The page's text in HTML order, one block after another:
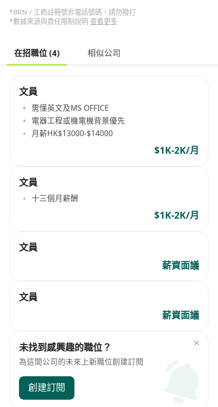
*BRN / 工商註冊號非電話號碼，請勿撥打
*數據來源與責任限制說明 查看更多
在招職位 (4) 相似公司
文員
需懂英文及MS OFFICE
電器工程或機電機背景優先
月薪HK$13000-$14000
$1K-2K/月
文員
十三個月薪酬
$1K-2K/月
文員
薪資面議
文員
薪資面議
未找到感興趣的職位？
為這間公司的未來上新職位創建訂閱
創建訂閱